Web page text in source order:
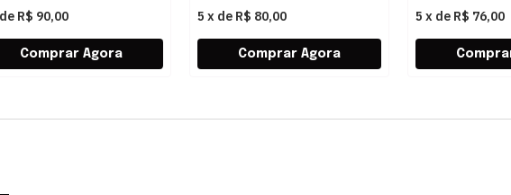
de R$ 90,00 5 x de R$ 80,00 5 x de R$ 76,00